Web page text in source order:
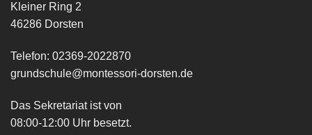
Kleiner Ring 2
46286 Dorsten
Telefon: 02369-2022870
grundschule@montessori-dorsten.de
Das Sekretariat ist von
08:00-12:00 Uhr besetzt.